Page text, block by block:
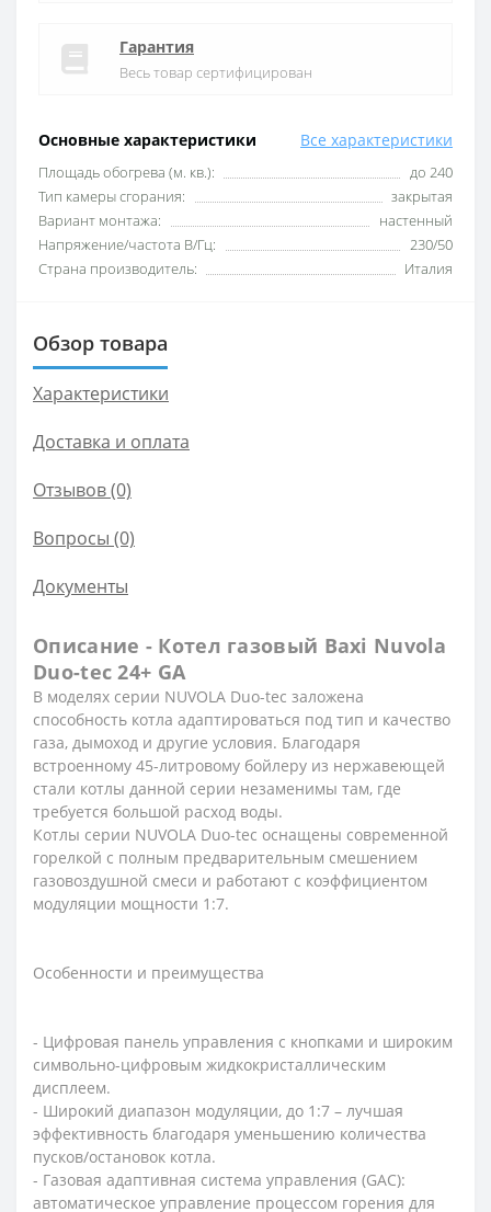
Основные характеристики Все характеристики
Площадь обогрева (м. кв.):
до 240
Тип камеры сгорания:
закрытая
Вариант монтажа:
настенный
Напряжение/частота В/Гц:
230/50
Страна производитель:
Италия
Гарантия
Весь товар сертифицирован
Обзор товара
Характеристики
Доставка и оплата
Отзывов (0)
Вопросы (0)
Документы
Описание - Котел газовый Baxi Nuvola
Duo-tec 24+ GA
В моделях серии NUVOLA Duo-tec заложена
способность котла адаптироваться под тип и качество
газа, дымоход и другие условия. Благодаря
встроенному 45-литровому бойлеру из нержавеющей
стали котлы данной серии незаменимы там, где
требуется большой расход воды.
Котлы серии NUVOLA Duo-tec оснащены современной
горелкой с полным предварительным смешением
газовоздушной смеси и работают с коэффициентом
модуляции мощности 1:7.
Особенности и преимущества
- Цифровая панель управления с кнопками и широким
символьно-цифровым жидкокристаллическим
дисплеем.
- Широкий диапазон модуляции, до 1:7 – лучшая
эффективность благодаря уменьшению количества
пусков/остановок котла.
- Газовая адаптивная система управления (GAC):
автоматическое управление процессом горения для